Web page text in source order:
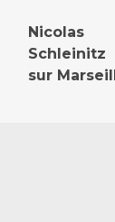
Nicolas
Schleinitz
sur